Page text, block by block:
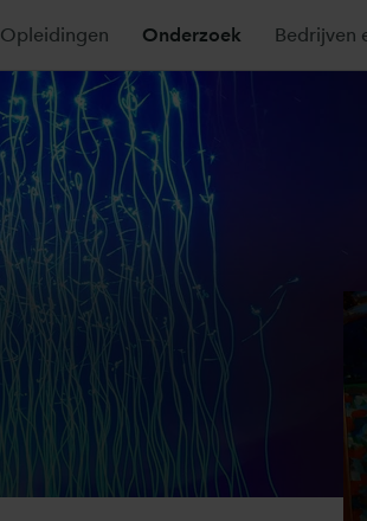
Opleidingen Onderzoek Bedrijven